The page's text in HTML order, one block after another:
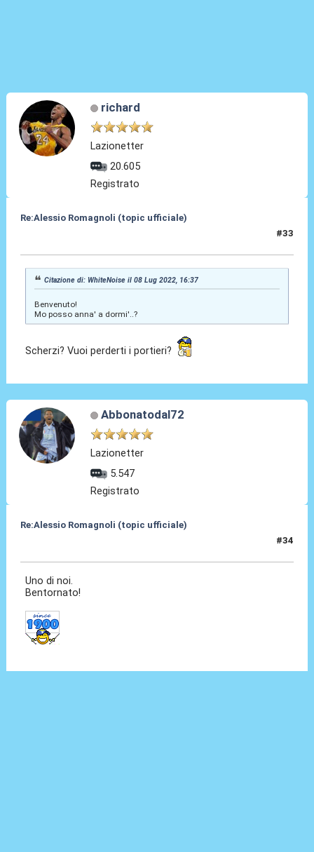
richard
Lazionetter
20.605
Registrato
Re:Alessio Romagnoli (topic ufficiale)
#33
Citazione di: WhiteNoise il 08 Lug 2022, 16:37
Benvenuto!
Mo posso anna' a dormi'..?
Scherzi? Vuoi perderti i portieri?
Abbonatodal72
Lazionetter
5.547
Registrato
Re:Alessio Romagnoli (topic ufficiale)
#34
Uno di noi.
Bentornato!